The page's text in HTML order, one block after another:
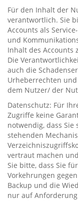
Für den Inhalt der
verantwortlich. Sie
Accounts als
und
Inhalt des
Die
auch die
Urheberrechten
dem Nutzer/ der
Datenschutz: Für
Zugriffe keine
notwendig, dass
stehenden
vertraut machen
Sie bitte, dass Sie
Vorkehrungen
Backup und die
nur auf